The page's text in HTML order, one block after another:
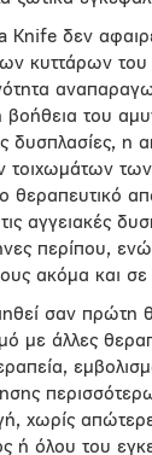
Knife δεν
κυττάρων
του
δυσπλασίες, η
τοιχωμάτων
θεραπευτικό
αγγειακές
περίπου, ενώ
ακόμα και
σαν πρώτη
με άλλες
χωρίς
ή όλου του